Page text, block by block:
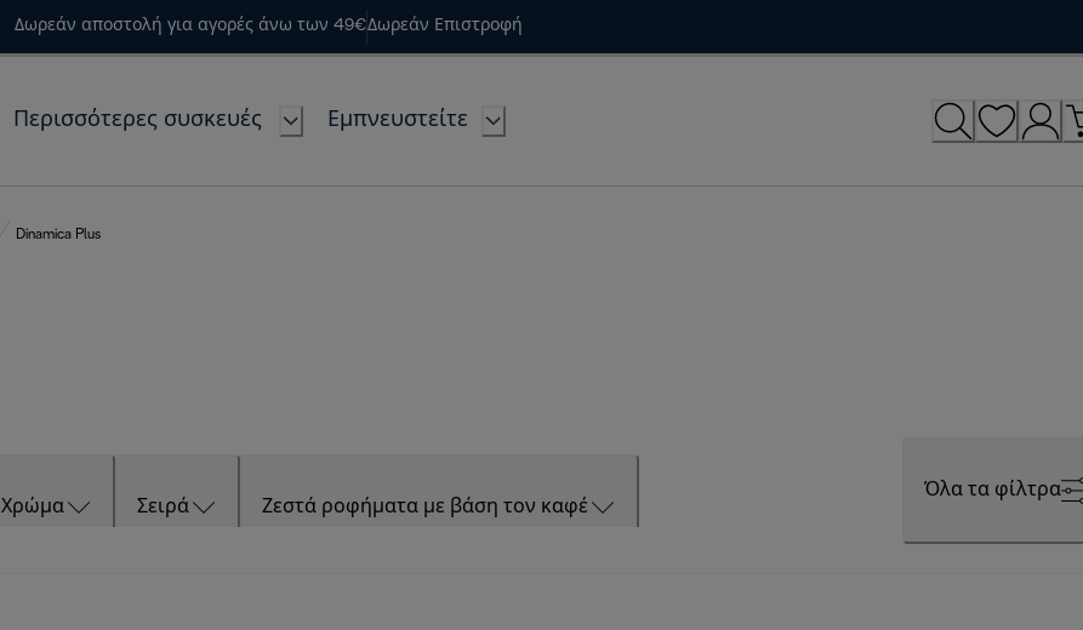
Δωρεάν αποστολή για αγορές άνω των 49€Δωρεάν Επιστροφή
Περισσότερες συσκευές Εμπνευστείτε
Dinamica Plus
Χρώμα Σειρά Ζεστά ροφήματα με βάση τον καφέ
Όλα τα φίλτρα